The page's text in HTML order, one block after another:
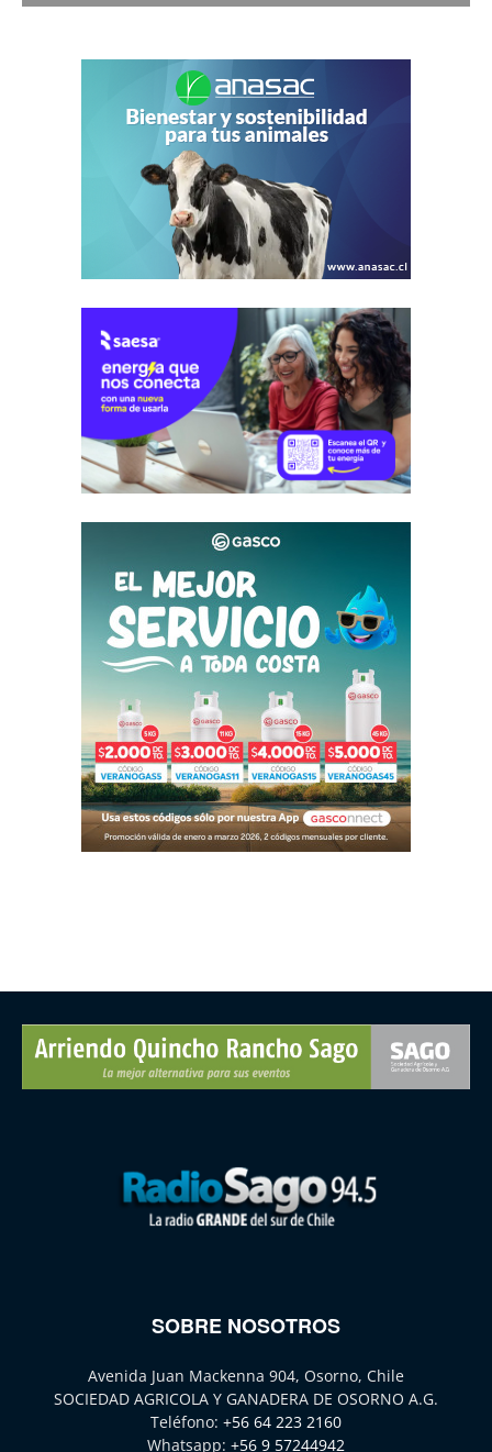
SOBRE NOSOTROS
Avenida Juan Mackenna 904, Osorno, Chile
SOCIEDAD AGRICOLA Y GANADERA DE OSORNO A.G.
Teléfono: +56 64 223 2160
Whatsapp: +56 9 57244942